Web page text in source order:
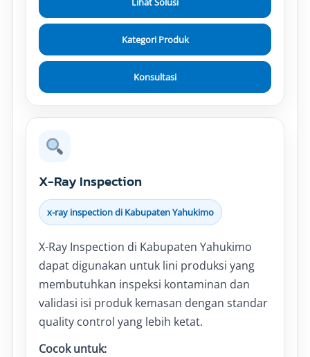
Kategori Produk
Konsultasi
X-Ray Inspection
x-ray inspection di Kabupaten Yahukimo
X-Ray Inspection di Kabupaten Yahukimo
dapat digunakan untuk lini produksi yang
membutuhkan inspeksi kontaminan dan
validasi isi produk kemasan dengan standar
quality control yang lebih ketat.
Cocok untuk: